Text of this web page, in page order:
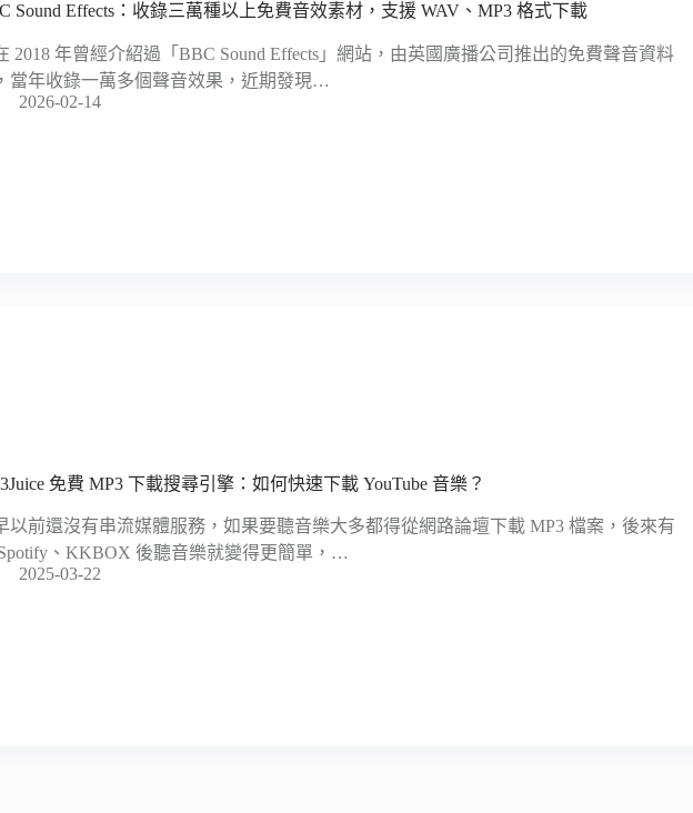
Sound Effects：收錄三萬種以上免費音效素材，支援 WAV、MP3 格式下載
2018 年曾經介紹過「BBC Sound Effects」網站，由英國廣播公司推出的免費聲音資料
當年收錄一萬多個聲音效果，近期發現…
2026-02-14
免費 MP3 下載搜尋引擎：如何快速下載 YouTube 音樂？
以前還沒有串流媒體服務，如果要聽音樂大多都得從網路論壇下載 MP3 檔案，後來有
、KKBOX 後聽音樂就變得更簡單，…
2025-03-22